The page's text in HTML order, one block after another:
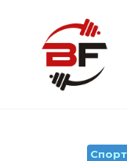
содержанию